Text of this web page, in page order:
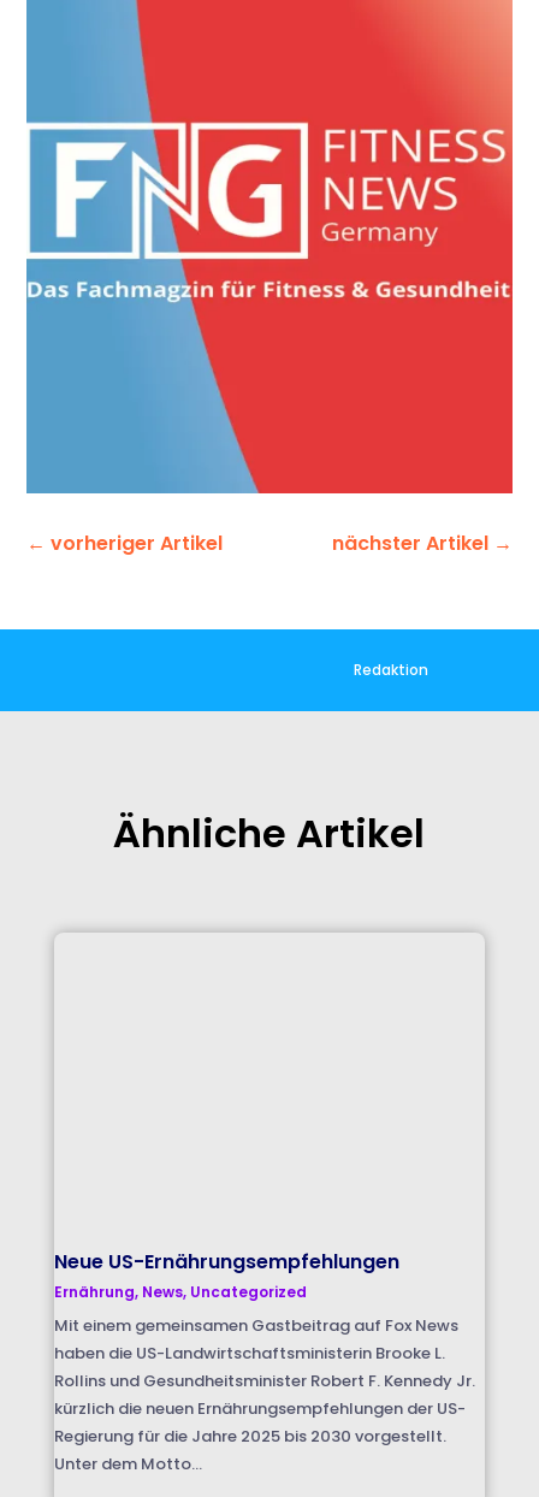
←vorheriger Artikel nächster Artikel→
Redaktion
Ähnliche Artikel
Neue US-Ernährungsempfehlungen
Ernährung, News, Uncategorized
Mit einem gemeinsamen Gastbeitrag auf Fox News
haben die US-Landwirtschaftsministerin Brooke L.
Rollins und Gesundheitsminister Robert F. Kennedy Jr.
kürzlich die neuen Ernährungsempfehlungen der US-
Regierung für die Jahre 2025 bis 2030 vorgestellt.
Unter dem Motto...